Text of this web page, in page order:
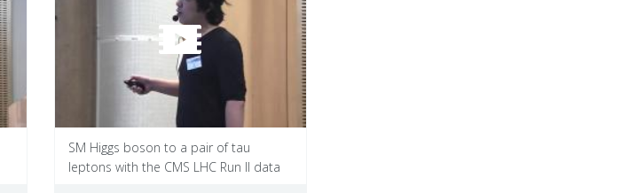
SM Higgs boson to a pair of tau
leptons with the CMS LHC Run II data